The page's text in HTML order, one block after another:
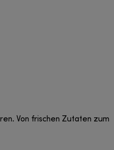
Von frischen Zutaten zum